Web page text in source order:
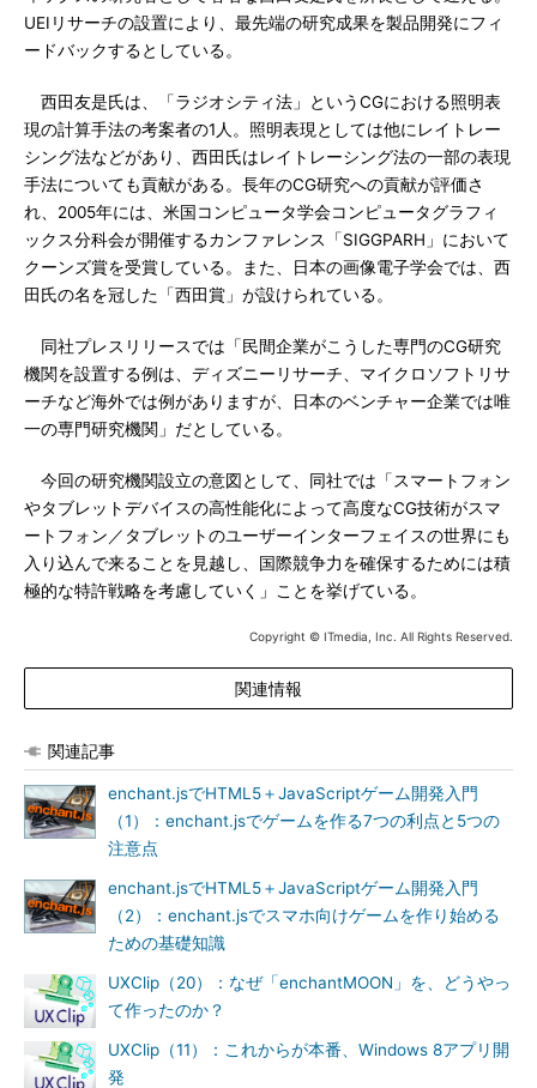
UEIリサーチの設置により、最先端の研究成果を製品開発にフィ
ードバックするとしている。
西田友是氏は、「ラジオシティ法」というCGにおける照明表
現の計算手法の考案者の1人。照明表現としては他にレイトレー
シング法などがあり、西田氏はレイトレーシング法の一部の表現
手法についても貢献がある。長年のCG研究への貢献が評価さ
れ、2005年には、米国コンピュータ学会コンピュータグラフィ
ックス分科会が開催するカンファレンス「SIGGPARH」において
クーンズ賞を受賞している。また、日本の画像電子学会では、西
田氏の名を冠した「西田賞」が設けられている。
同社プレスリリースでは「民間企業がこうした専門のCG研究
機関を設置する例は、ディズニーリサーチ、マイクロソフトリサ
ーチなど海外では例がありますが、日本のベンチャー企業では唯
一の専門研究機関」だとしている。
今回の研究機関設立の意図として、同社では「スマートフォン
やタブレットデバイスの高性能化によって高度なCG技術がスマ
ートフォン／タブレットのユーザーインターフェイスの世界にも
入り込んで来ることを見越し、国際競争力を確保するためには積
極的な特許戦略を考慮していく」ことを挙げている。
Copyright © ITmedia, Inc. All Rights Reserved.
関連情報
関連記事
enchant.jsでHTML5＋JavaScriptゲーム開発入門
（1）：enchant.jsでゲームを作る7つの利点と5つの
注意点
enchant.jsでHTML5＋JavaScriptゲーム開発入門
（2）：enchant.jsでスマホ向けゲームを作り始める
ための基礎知識
UXClip（20）：なぜ「enchantMOON」を、どうやっ
て作ったのか？
UXClip（11）：これからが本番、Windows 8アプリ開
発